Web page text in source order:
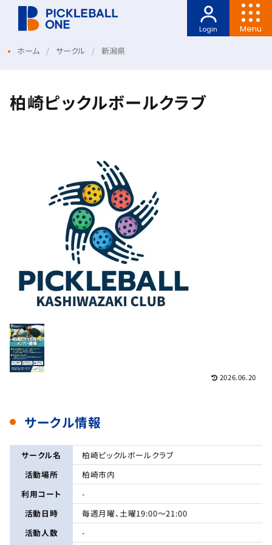
Menu
Login
ホーム サークル 新潟県
柏崎ピックルボールクラブ
2026.06.20
サークル情報
サークル名
柏崎ピックルボールクラブ
活動場所
柏崎市内
利用コート
-
活動日時
毎週月曜、土曜19:00〜21:00
活動人数
-